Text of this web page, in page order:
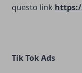
questo link
Tik Tok Ads